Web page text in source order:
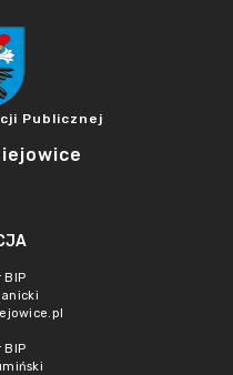
Publicznej
BIP
BIP